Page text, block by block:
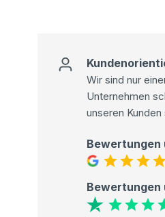
Wir sind nur
Unternehmen
unseren Kunden
Bewertungen
Bewertungen